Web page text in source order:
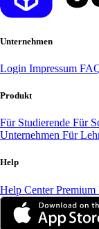
Unternehmen
Login Impressum
Produkt
Für Studierende Für
Unternehmen Für
Help
Help CenterPremium